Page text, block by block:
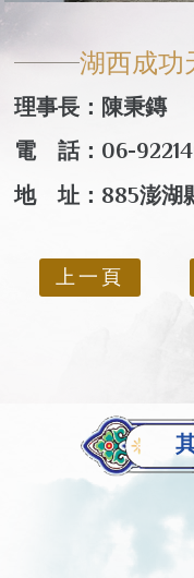
湖西成功
理事長：陳秉鏄
電 話：06-
地 址：885澎湖
上一頁